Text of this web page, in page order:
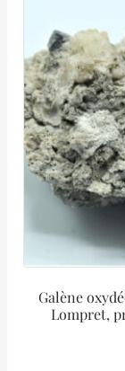
Galène
Lompret,